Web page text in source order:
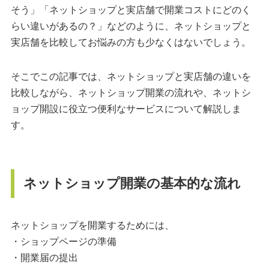
そう」「ネットショップと実店舗で開業コストにどのく
らい違いがあるの？」などのように、ネットショップと
実店舗を比較してお悩みの方も少なくはないでしょう。
そこでこの記事では、ネットショップと実店舗の違いを
比較しながら、ネットショップ開業の流れや、ネットシ
ョップ開設に役立つ便利なサービスについて解説しま
す。
ネットショップ開業の基本的な流れ
ネットショップを開業するためには、
・ショップページの準備
・開業届の提出